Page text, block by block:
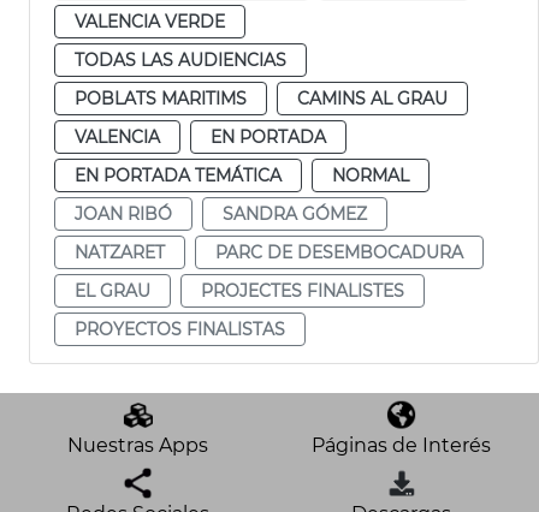
VALENCIA VERDE
TODAS LAS AUDIENCIAS
POBLATS MARITIMS
CAMINS AL GRAU
VALENCIA
EN PORTADA
EN PORTADA TEMÁTICA
NORMAL
JOAN RIBÓ
SANDRA GÓMEZ
NATZARET
PARC DE DESEMBOCADURA
EL GRAU
PROJECTES FINALISTES
PROYECTOS FINALISTAS
Nuestras Apps Páginas de Interés